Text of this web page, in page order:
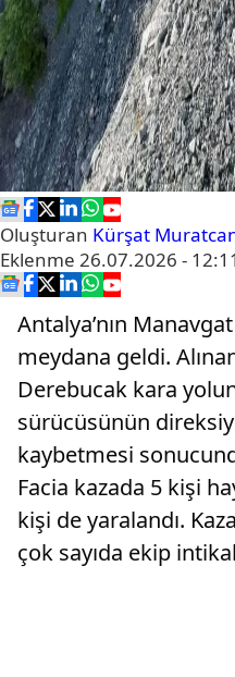
Oluşturan Kürşat Muratcan
Eklenme 26.07.2026 - 12:11
Antalya’nın
meydana geldi.
Derebucak kara
sürücüsünün
kaybetmesi
Facia kazada 5 kişi
kişi de yaralandı.
çok sayıda ekip